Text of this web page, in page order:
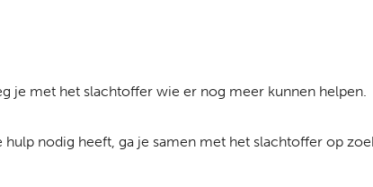
je met het slachtoffer wie er nog meer kunnen helpen.
nodig heeft, ga je samen met het slachtoffer op